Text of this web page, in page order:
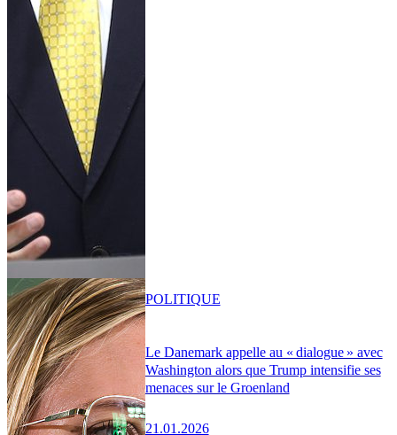
Le Danemark appelle au « dialogue » avec
Washington alors que Trump intensifie ses
menaces sur le Groenland
21.01.2026
POLITIQUE